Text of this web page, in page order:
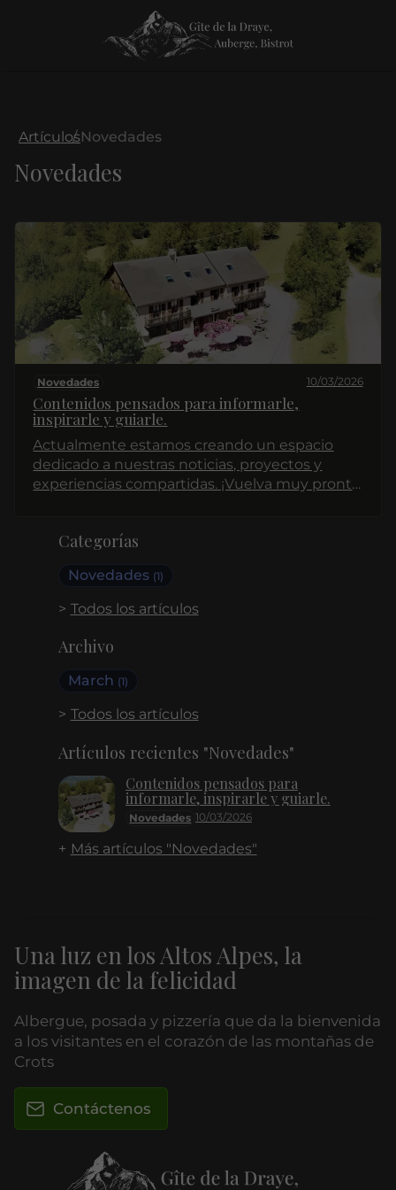
Categorías
Novedades (1)
Todos los artículos
Archivo
March (1)
Todos los artículos
Artículos recientes "Novedades"
Novedades 10/03/2026
Contenidos pensados para
informarle, inspirarle y guiarle.
Más artículos "Novedades"
ArtículosNovedades
Novedades
Novedades 10/03/2026
Contenidos pensados para informarle,
inspirarle y guiarle.
Actualmente estamos creando un espacio
dedicado a nuestras noticias, proyectos y
experiencias compartidas. ¡Vuelva muy pronto
Una luz en los Altos Alpes, la
imagen de la felicidad
Albergue, posada y pizzería que da la bienvenida
a los visitantes en el corazón de las montañas de
Crots
Contáctenos